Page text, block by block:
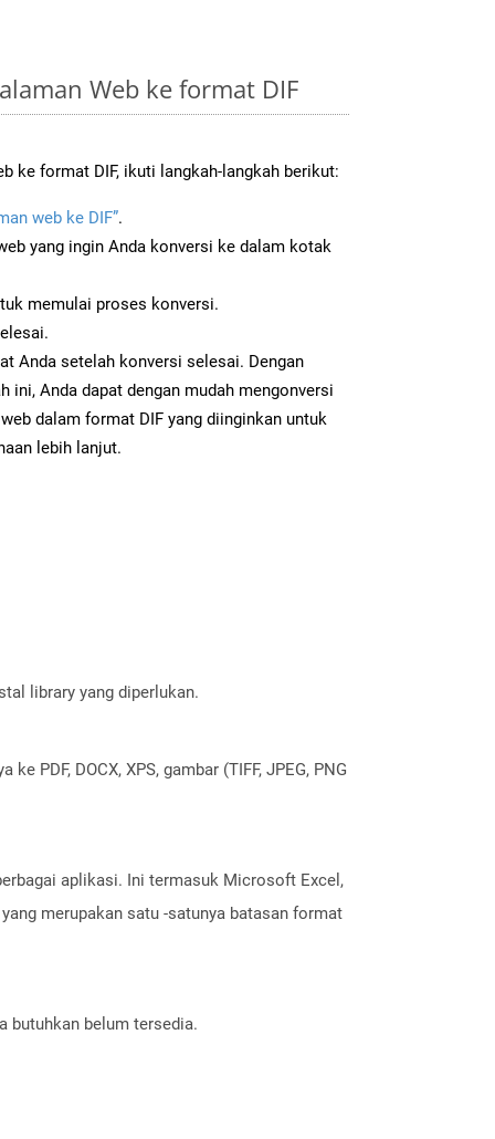
Web ke format DIF
ke format DIF, ikuti langkah-langkah berikut:
web ke DIF”.
yang ingin Anda konversi ke dalam kotak
memulai proses konversi.
Anda setelah konversi selesai. Dengan
ini, Anda dapat dengan mudah mengonversi
dalam format DIF yang diinginkan untuk
lebih lanjut.
library yang diperlukan.
PDF, DOCX, XPS, gambar (TIFF, JPEG, PNG
aplikasi. Ini termasuk Microsoft Excel,
merupakan satu -satunya batasan format
butuhkan belum tersedia.